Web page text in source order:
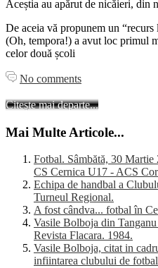
Aceștia au apărut de nicăieri, din
De aceia vă propunem un
(Oh, tempora!) a avut loc primul
celor două școli
No comments
Citește mai departe...
Mai Multe Articole...
Fotbal. Sâmbătă, 30
CS Cernica U17 - ACS
Echipa de handbal a
Turneul Regional.
A fost cândva... fotbal în
Vasile Bolboja din
Revista Flacara. 1984.
Vasile Bolboja, citat in
infiintarea clubului de